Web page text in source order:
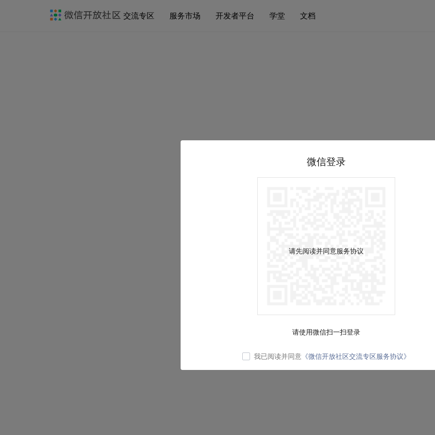
交流专区 服务市场 开发者平台 学堂 文档
微信登录
请先阅读并同意服务协议
请使用微信扫一扫登录
我已阅读并同意 《微信开放社区交流专区服务协议》